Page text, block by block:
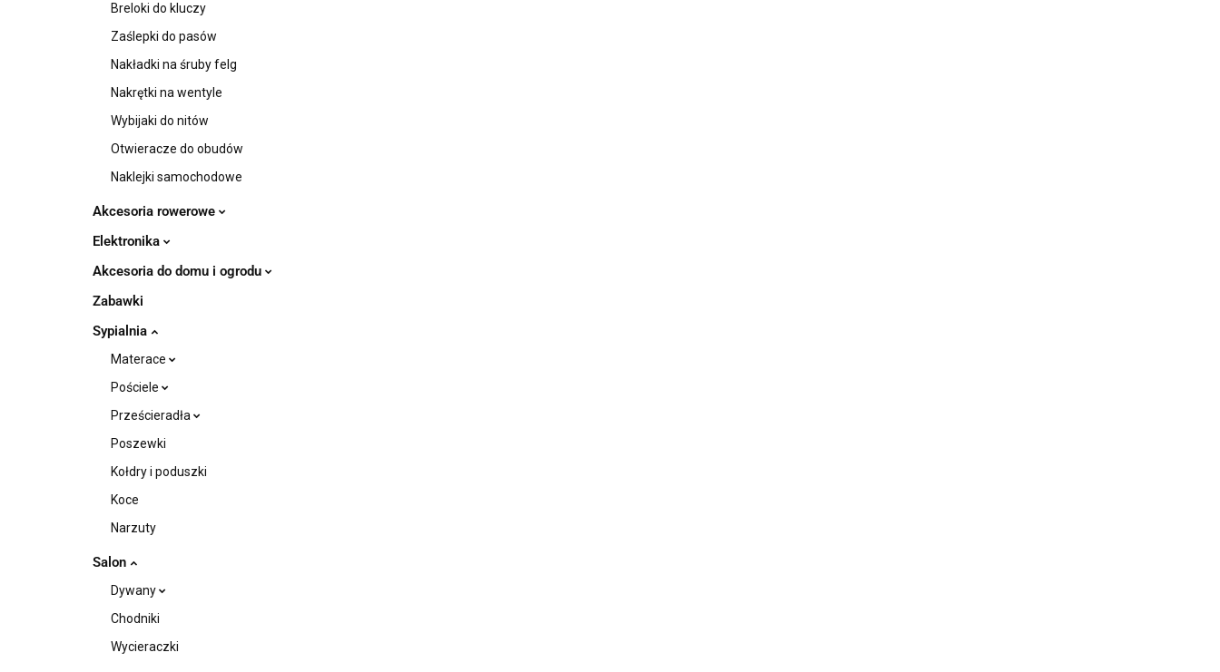
Breloki do kluczy
Zaślepki do pasów
Nakładki na śruby felg
Nakrętki na wentyle
Wybijaki do nitów
Otwieracze do obudów
Naklejki samochodowe
Akcesoria rowerowe
Elektronika
Akcesoria do domu i ogrodu
Zabawki
Sypialnia
Materace
Pościele
Prześcieradła
Poszewki
Kołdry i poduszki
Koce
Narzuty
Salon
Dywany
Chodniki
Wycieraczki